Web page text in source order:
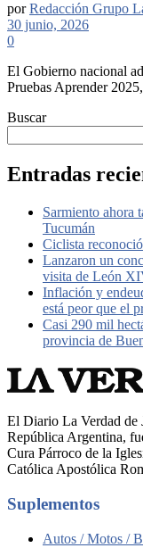
por Redacción Grupo
30 junio, 2026
0
El Gobierno nacional
Pruebas Aprender
Buscar
Entradas
Sarmiento ahora
Tucumán
Ciclista
Lanzaron un
visita de León
Inflación y
está peor que el
Casi 290 mil
provincia de
El Diario La Verdad de
República Argentina,
Cura Párroco de la
Católica Apostólica
Suplementos
Autos / Motos /